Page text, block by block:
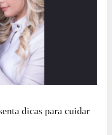
dicas para cuidar